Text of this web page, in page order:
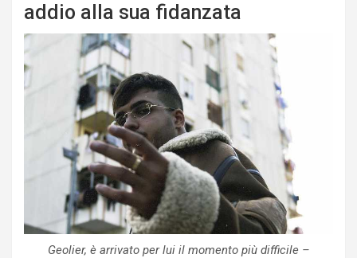
addio alla sua fidanzata
Geolier, è arrivato per lui il momento più difficile –